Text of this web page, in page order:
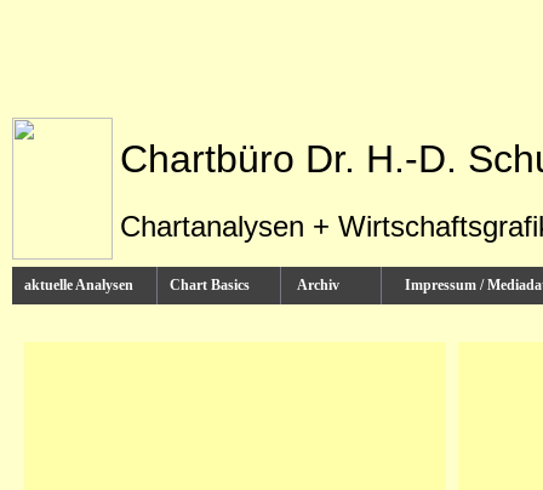
Chartbüro Dr. H.-D.
Chartanalysen +
aktuelle Analysen Chart Basics Archiv Impressum /